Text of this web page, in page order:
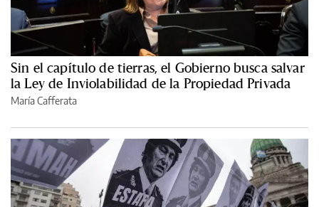
Sin el capítulo de tierras, el Gobierno busca salvar
la Ley de Inviolabilidad de la Propiedad Privada
María Cafferata